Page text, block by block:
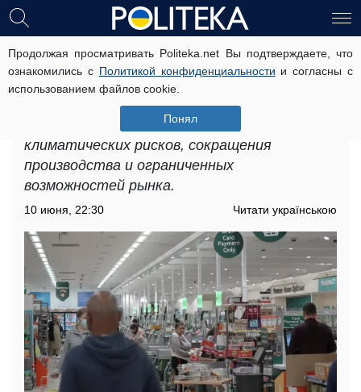
Продолжая просматривать Politeka.net Вы подтверждаете, что
ознакомились с Политикой конфиденциальности и согласны с
использованием файлов cookie.
Понял
Дефицит продуктов в Запорожье:
какие проблемы возникли
Дефицит продуктов в Запорожье
рассматривается как результат сочетания
климатических рисков, сокращения
производства и ограниченных
возможностей рынка.
10 июня, 22:30 Читати українською